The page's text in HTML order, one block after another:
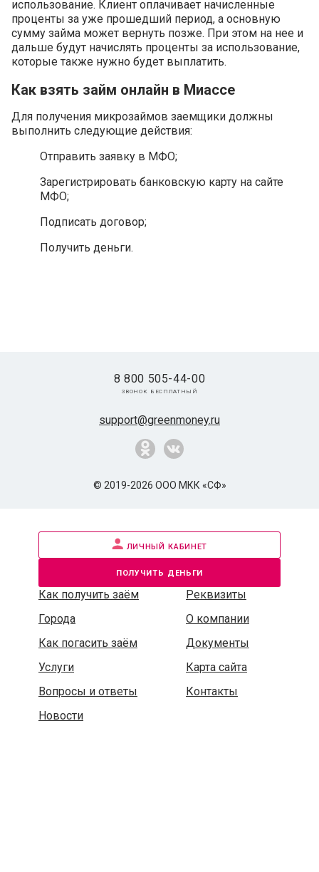
использование. Клиент оплачивает начисленные
проценты за уже прошедший период, а основную
сумму займа может вернуть позже. При этом на нее и
дальше будут начислять проценты за использование,
которые также нужно будет выплатить.
Как взять займ онлайн в Миассе
Для получения микрозаймов заемщики должны
выполнить следующие действия:
Отправить заявку в МФО;
Зарегистрировать банковскую карту на сайте
МФО;
Подписать договор;
Получить деньги.
© 2019-2026 ООО МКК «СФ»
support@greenmoney.ru
8 800 505-44-00
звонок бесплатный
личный кабинет
получить деньги
Как получить заём
Реквизиты
Города
О компании
Как погасить заём
Документы
Услуги
Карта сайта
Вопросы и ответы
Контакты
Новости